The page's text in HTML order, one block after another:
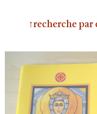
↑recherche par